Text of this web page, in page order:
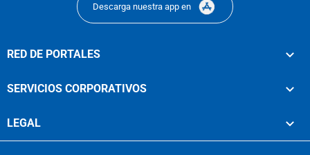
Descarga nuestra app en
RED DE PORTALES
SERVICIOS CORPORATIVOS
LEGAL